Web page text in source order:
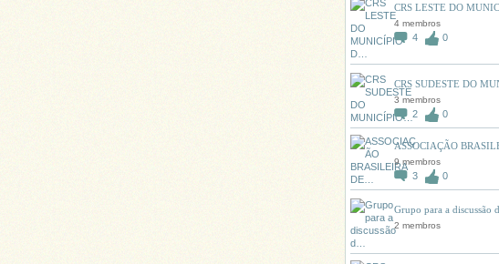
CRS LESTE DO
4 membros
4 0
CRS SUDESTE DO
3 membros
2 0
ASSOCIAÇÃO
9 membros
3 0
Grupo para a discussão
2 membros